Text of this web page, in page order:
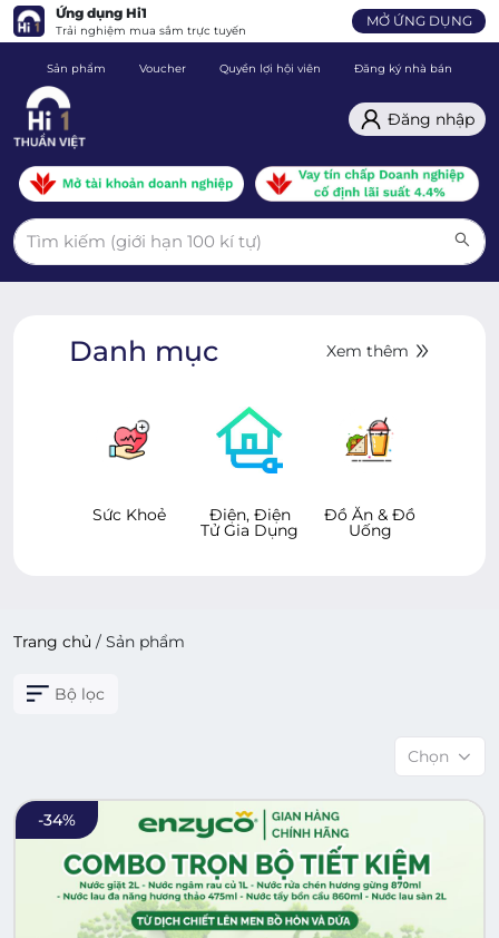
Ứng dụng Hi1
Trải nghiệm mua sắm trực tuyến
MỞ ỨNG DỤNG
Sản phẩm Voucher Quyền lợi hội viên Đăng ký nhà bán
Đăng nhập
Danh mục Xem thêm
Điện, Điện Đồ Ăn & Đồ
Uống
Hàng Tiêu
Dùng
Trang chủ / Sản phẩm
Bộ lọc
Chọn
-34%